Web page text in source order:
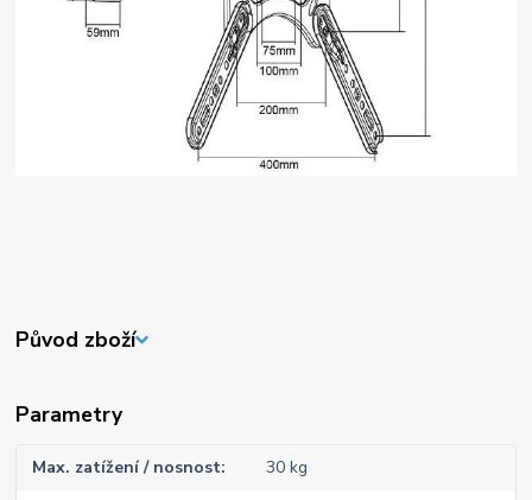
Původ zboží
Parametry
Max. zatížení / nosnost 30 kg